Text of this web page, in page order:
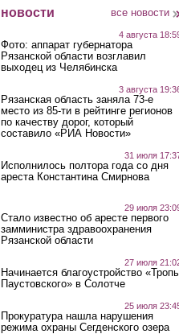
новости все новости
4 августа
Фото: аппарат губернатора
Рязанской области возглавил
выходец из Челябинска
3 августа
Рязанская область заняла 73-е
место из 85-ти в рейтинге регионов
по качеству дорог, который
составило «РИА Новости»
31 июля
Исполнилось полтора года со дня
ареста Константина Смирнова
29 июля
Стало известно об аресте первого
замминистра здравоохранения
Рязанской области
27 июля
Начинается благоустройство
Паустовского» в Солотче
25 июля
Прокуратура нашла нарушения
режима охраны Сегденского озера